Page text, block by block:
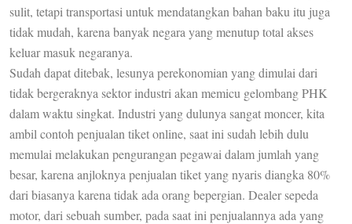
sulit, tetapi transportasi untuk mendatangkan bahan baku itu juga
tidak mudah, karena banyak negara yang menutup total akses
keluar masuk negaranya.
Sudah dapat ditebak, lesunya perekonomian yang dimulai dari
tidak bergeraknya sektor industri akan memicu gelombang PHK
dalam waktu singkat. Industri yang dulunya sangat moncer, kita
ambil contoh penjualan tiket online, saat ini sudah lebih dulu
memulai melakukan pengurangan pegawai dalam jumlah yang
besar, karena anjloknya penjualan tiket yang nyaris diangka 80%
dari biasanya karena tidak ada orang bepergian. Dealer sepeda
motor, dari sebuah sumber, pada saat ini penjualannya ada yang